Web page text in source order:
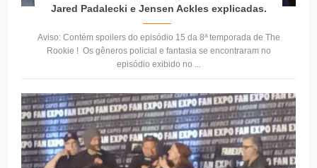
Jared Padalecki e Jensen Ackles explicadas.
Aviso: Contém spoilers do episódio 15 da 8ª temporada de The
Rookie ! Os gêneros policial e fantasia se encontraram no
episódio exibido no ...